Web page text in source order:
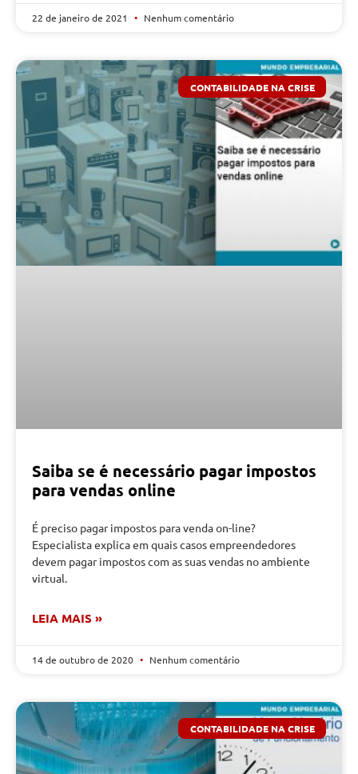
22 de janeiro de 2021 Nenhum comentário
CONTABILIDADE NA CRISE
Saiba se é necessário pagar impostos
para vendas online
É preciso pagar impostos para venda on-line?
Especialista explica em quais casos empreendedores
devem pagar impostos com as suas vendas no ambiente
virtual.
LEIA MAIS »
14 de outubro de 2020 Nenhum comentário
CONTABILIDADE NA CRISE